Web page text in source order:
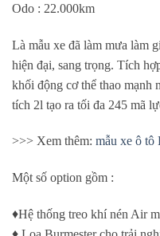
Odo : 22.000km
Là mẫu xe đã làm mưa làm
hiện đại, sang trọng. Tích
khối động cơ thể thao mạnh
tích 2l tạo ra tối đa 245 mã
>>> Xem thêm: mẫu xe ô tô
Một số option gồm :
♦️Hệ thống treo khí nén Air